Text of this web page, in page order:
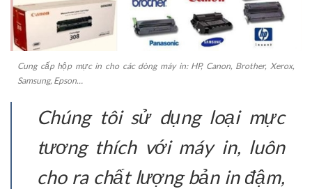
Cung cấp hộp mực in cho các dòng máy in: HP, Canon, Brother, Xerox,
Samsung, Epson…
Chúng tôi sử dụng loại mực
tương thích với máy in, luôn
cho ra chất lượng bản in đậm,